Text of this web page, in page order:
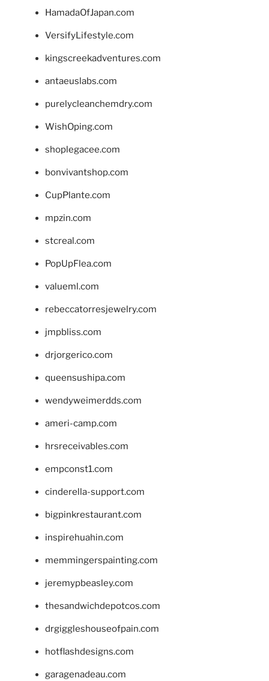
HamadaOfJapan.com
VersifyLifestyle.com
kingscreekadventures.com
antaeuslabs.com
purelycleanchemdry.com
WishOping.com
shoplegacee.com
bonvivantshop.com
CupPlante.com
mpzin.com
stcreal.com
PopUpFlea.com
valueml.com
rebeccatorresjewelry.com
jmpbliss.com
drjorgerico.com
queensushipa.com
wendyweimerdds.com
ameri-camp.com
hrsreceivables.com
empconst1.com
cinderella-support.com
bigpinkrestaurant.com
inspirehuahin.com
memmingerspainting.com
jeremypbeasley.com
thesandwichdepotcos.com
drgiggleshouseofpain.com
hotflashdesigns.com
garagenadeau.com